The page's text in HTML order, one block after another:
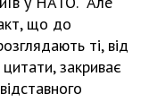
що до
ті, від
цитати, закриває